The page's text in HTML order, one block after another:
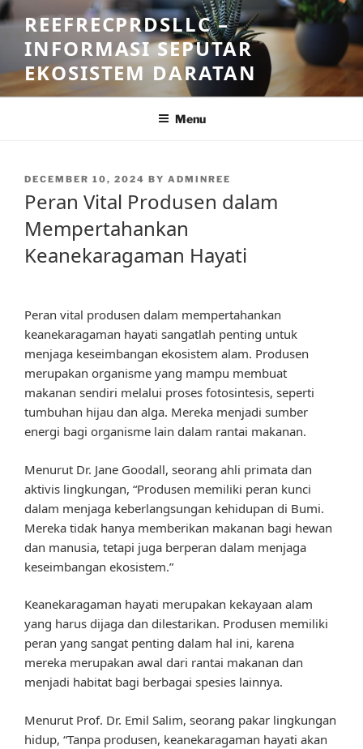
Skip
to
content
REEFRECPRDSLLC –
INFORMASI SEPUTAR
EKOSISTEM DARATAN
Menu
POSTED
DECEMBER 10, 2024 BY ADMINREE
Peran Vital Produsen dalam
Mempertahankan
Keanekaragaman Hayati
Peran vital produsen dalam mempertahankan
keanekaragaman hayati sangatlah penting untuk
menjaga keseimbangan ekosistem alam. Produsen
merupakan organisme yang mampu membuat
makanan sendiri melalui proses fotosintesis, seperti
tumbuhan hijau dan alga. Mereka menjadi sumber
energi bagi organisme lain dalam rantai makanan.
Menurut Dr. Jane Goodall, seorang ahli primata dan
aktivis lingkungan, “Produsen memiliki peran kunci
dalam menjaga keberlangsungan kehidupan di Bumi.
Mereka tidak hanya memberikan makanan bagi hewan
dan manusia, tetapi juga berperan dalam menjaga
keseimbangan ekosistem.”
Keanekaragaman hayati merupakan kekayaan alam
yang harus dijaga dan dilestarikan. Produsen memiliki
peran yang sangat penting dalam hal ini, karena
mereka merupakan awal dari rantai makanan dan
menjadi habitat bagi berbagai spesies lainnya.
Menurut Prof. Dr. Emil Salim, seorang pakar lingkungan
hidup, “Tanpa produsen, keanekaragaman hayati akan